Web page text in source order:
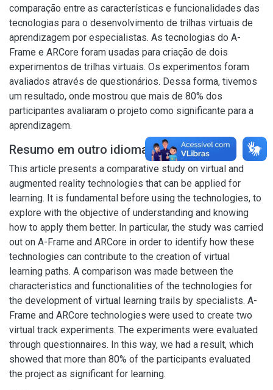
comparação entre as características e funcionalidades das
tecnologias para o desenvolvimento de trilhas virtuais de
aprendizagem por especialistas. As tecnologias do A-
Frame e ARCore foram usadas para criação de dois
experimentos de trilhas virtuais. Os experimentos foram
avaliados através de questionários. Dessa forma, tivemos
um resultado, onde mostrou que mais de 80% dos
participantes avaliaram o projeto como significante para a
aprendizagem.
Resumo em outro idioma
This article presents a comparative study on virtual and
augmented reality technologies that can be applied for
learning. It is fundamental before using the technologies, to
explore with the objective of understanding and knowing
how to apply them better. In particular, the study was carried
out on A-Frame and ARCore in order to identify how these
technologies can contribute to the creation of virtual
learning paths. A comparison was made between the
characteristics and functionalities of the technologies for
the development of virtual learning trails by specialists. A-
Frame and ARCore technologies were used to create two
virtual track experiments. The experiments were evaluated
through questionnaires. In this way, we had a result, which
showed that more than 80% of the participants evaluated
the project as significant for learning.